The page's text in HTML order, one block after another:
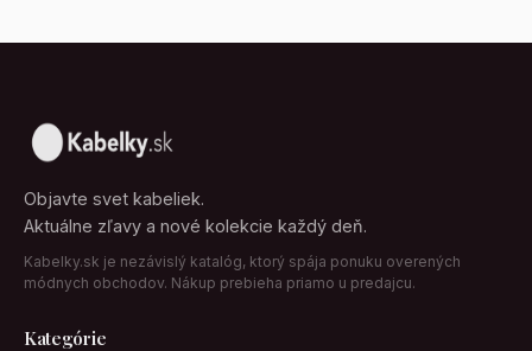
Objavte svet kabeliek.
Aktuálne zľavy a nové kolekcie každý deň.
Kabelky.sk je nezávislý katalóg, ktorý spája ponuku overených
módnych obchodov. Nákup prebieha priamo u predajcu.
Kategórie